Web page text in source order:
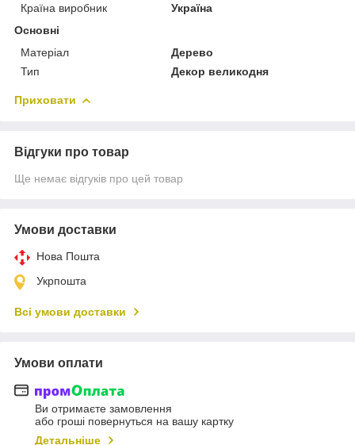
Країна виробник
Україна
Основні
Матеріал
Дерево
Тип
Декор великодня
Приховати
Відгуки про товар
Ще немає відгуків про цей товар
Умови доставки
Нова Пошта
Укрпошта
Всі умови доставки
Умови оплати
Ви отримаєте замовлення
або гроші повернуться на вашу картку
Детальніше